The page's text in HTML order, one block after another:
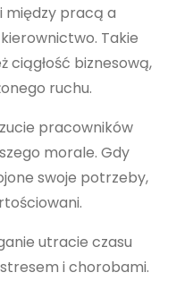
między pracą a
Takie
ciągłość biznesową,
ruchu.
pracowników
morale. Gdy
swoje potrzeby,
utracie czasu
i chorobami.